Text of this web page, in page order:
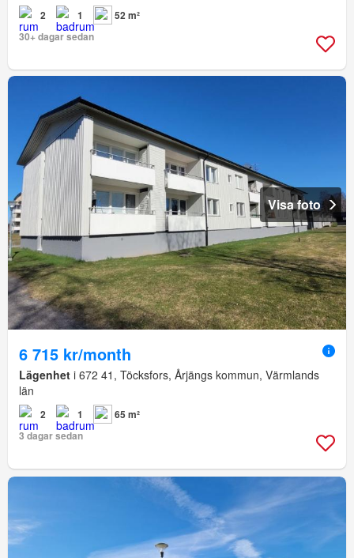
2 1
52 m²
30+ dagar sedan
Visa foto
6 715 kr/month
Lägenhet i 672 41, Töcksfors, Årjängs kommun, Värmlands
län
2 1
65 m²
3 dagar sedan